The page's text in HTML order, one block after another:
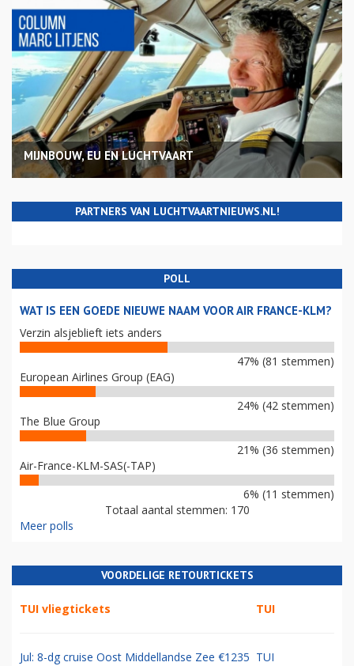
MIJNBOUW, EU EN LUCHTVAART
PARTNERS VAN LUCHTVAARTNIEUWS.NL!
POLL
WAT IS EEN GOEDE NIEUWE NAAM VOOR AIR FRANCE-KLM?
Verzin alsjeblieft iets anders
47% (81 stemmen)
European Airlines Group (EAG)
24% (42 stemmen)
The Blue Group
21% (36 stemmen)
Air-France-KLM-SAS(-TAP)
6% (11 stemmen)
Totaal aantal stemmen: 170
Meer polls
VOORDELIGE RETOURTICKETS
TUI vliegtickets TUI
Jul: 8-dg cruise Oost Middellandse Zee €1235 TUI